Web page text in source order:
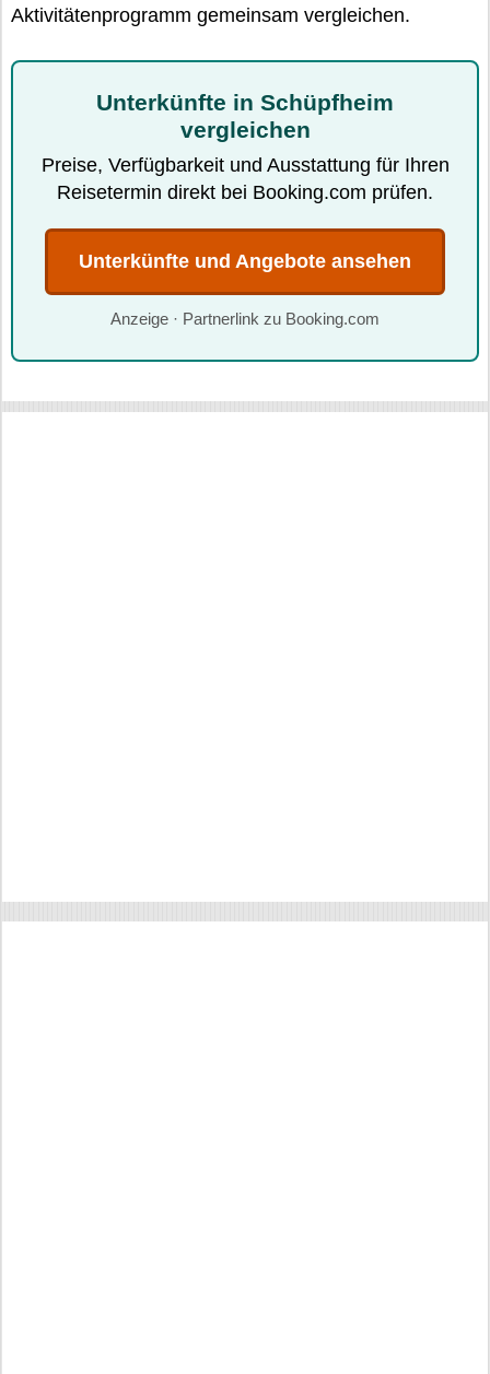
Aktivitätenprogramm gemeinsam vergleichen.
Unterkünfte in Schüpfheim
vergleichen
Preise, Verfügbarkeit und Ausstattung für Ihren
Reisetermin direkt bei Booking.com prüfen.
Unterkünfte und Angebote ansehen
Anzeige · Partnerlink zu Booking.com